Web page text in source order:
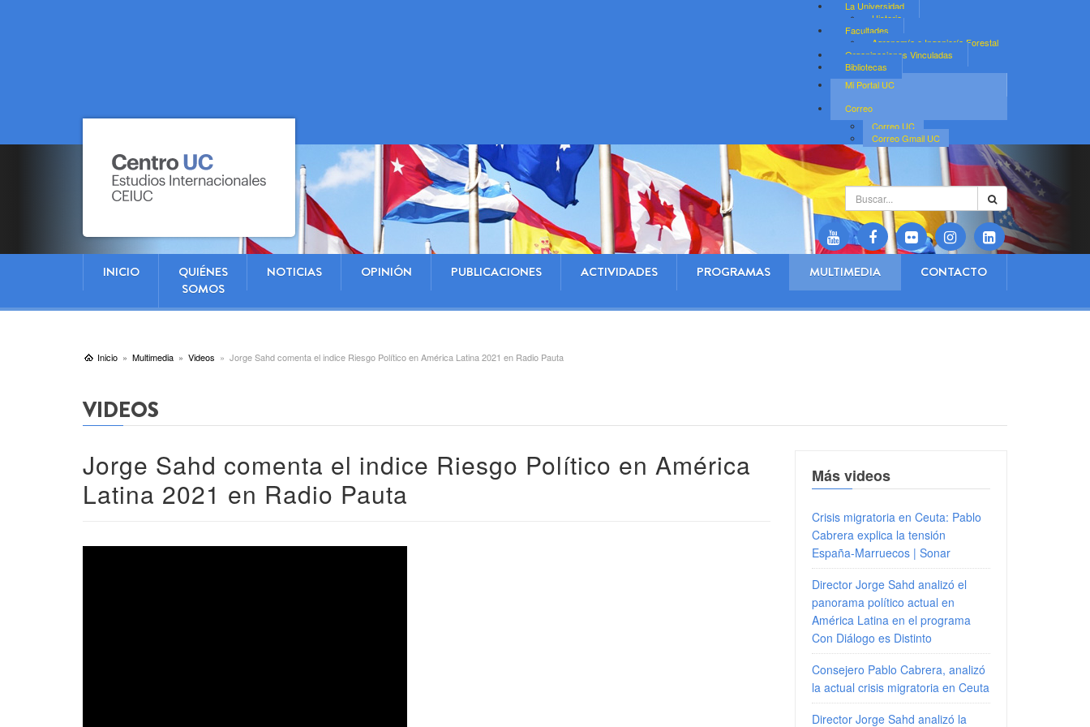
La Universidad
Historia
Facultades
Agronomía e Ingeniería Forestal
Organizaciones Vinculadas
Bibliotecas
Mi Portal UC
Correo
Correo UC
Correo Gmail UC
Buscar...
INICIO
QUIÉNES
SOMOS
NOTICIAS OPINIÓN PUBLICACIONES ACTIVIDADES PROGRAMAS MULTIMEDIA CONTACTO
Inicio Multimedia Videos Jorge Sahd comenta el indice Riesgo Político en América Latina 2021 en Radio Pauta
VIDEOS
Jorge Sahd comenta el indice Riesgo Político en América
Latina 2021 en Radio Pauta
Más videos
Crisis migratoria en Ceuta: Pablo
Cabrera explica la tensión
España-Marruecos | Sonar
Director Jorge Sahd analizó el
panorama político actual en
América Latina en el programa
Con Diálogo es Distinto
Consejero Pablo Cabrera, analizó
la actual crisis migratoria en Ceuta
Director Jorge Sahd analizó la